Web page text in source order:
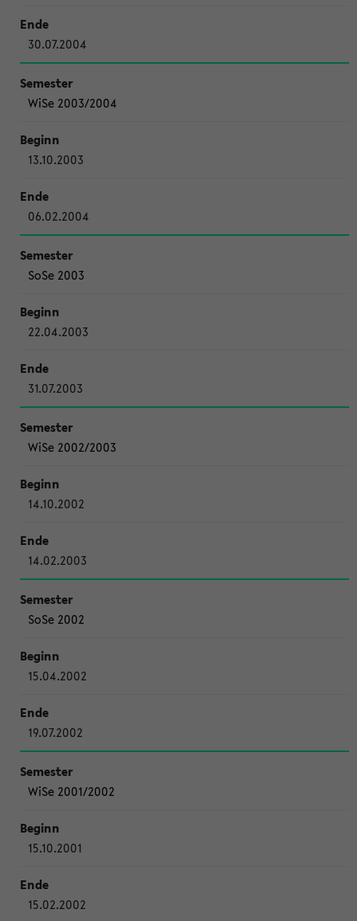
30.07.2004
WiSe 2003/2004
13.10.2003
06.02.2004
SoSe 2003
22.04.2003
31.07.2003
WiSe 2002/2003
14.10.2002
14.02.2003
SoSe 2002
15.04.2002
19.07.2002
WiSe 2001/2002
15.10.2001
15.02.2002